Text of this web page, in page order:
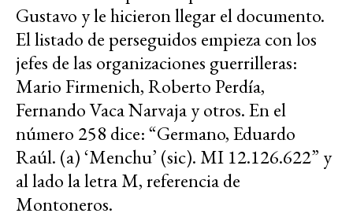
Gustavo y le hicieron llegar el documento.
El listado de perseguidos empieza con los
jefes de las organizaciones guerrilleras:
Mario Firmenich, Roberto Perdía,
Fernando Vaca Narvaja y otros. En el
número 258 dice: “Germano, Eduardo
Raúl. (a) ‘Menchu’ (sic). MI 12.126.622” y
al lado la letra M, referencia de
Montoneros.